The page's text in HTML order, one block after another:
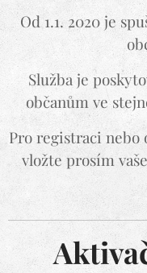
Od 1.1. 2020 je
Služba je
občanům ve
Pro registraci nebo
vložte prosím